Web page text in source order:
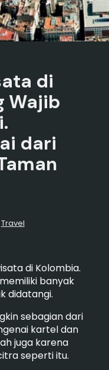
di
Wajib
dari
Travel
di Kolombia.
banyak
didatangi.
sebagian dari
kartel dan
juga karena
seperti itu.